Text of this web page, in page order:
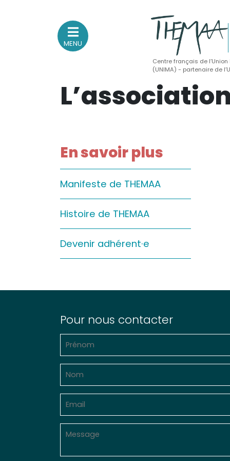
Association nationale
des Théâtres de Marionnettes
et Arts Associés
Sur le feu
(Actualités, annonces, vie professionnelle)
Sur le vif
Sur le fond
Sur le terrain
(Portraits, actions, collaborations)
(Documents, études, publications)
MENU
Centre français de
(UNIMA) - partenaire de
En savoir plus
Manifeste de THEMAA
Histoire de THEMAA
Devenir adhérent·e
Pour nous contacter